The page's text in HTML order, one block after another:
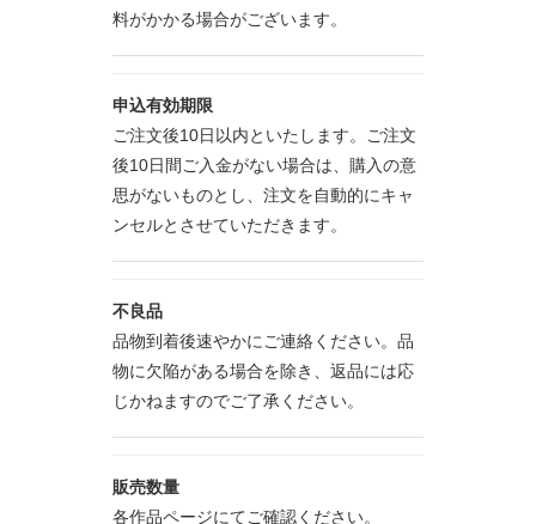
料がかかる場合がございます。
申込有効期限
ご注文後10日以内といたします。ご注文
後10日間ご入金がない場合は、購入の意
思がないものとし、注文を自動的にキャ
ンセルとさせていただきます。
不良品
品物到着後速やかにご連絡ください。品
物に欠陥がある場合を除き、返品には応
じかねますのでご了承ください。
販売数量
各作品ページにてご確認ください。